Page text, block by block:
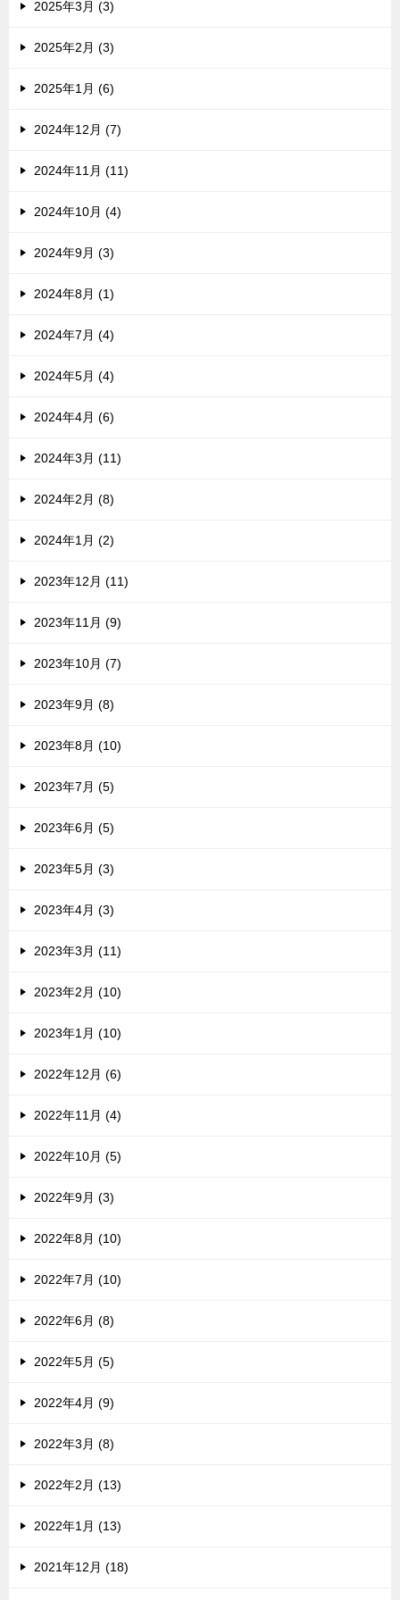
2025年3月 (3)
2025年2月 (3)
2025年1月 (6)
2024年12月 (7)
2024年11月 (11)
2024年10月 (4)
2024年9月 (3)
2024年8月 (1)
2024年7月 (4)
2024年5月 (4)
2024年4月 (6)
2024年3月 (11)
2024年2月 (8)
2024年1月 (2)
2023年12月 (11)
2023年11月 (9)
2023年10月 (7)
2023年9月 (8)
2023年8月 (10)
2023年7月 (5)
2023年6月 (5)
2023年5月 (3)
2023年4月 (3)
2023年3月 (11)
2023年2月 (10)
2023年1月 (10)
2022年12月 (6)
2022年11月 (4)
2022年10月 (5)
2022年9月 (3)
2022年8月 (10)
2022年7月 (10)
2022年6月 (8)
2022年5月 (5)
2022年4月 (9)
2022年3月 (8)
2022年2月 (13)
2022年1月 (13)
2021年12月 (18)